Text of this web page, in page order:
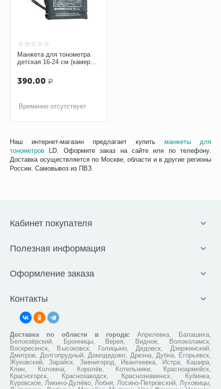
Наш интернет-магазин предлагает купить манжеты для
тонометров LD. Оформите заказ на сайте или по телефону.
Доставка осуществляется по Москве, области и в другие регионы
России. Самовывоз из ПВЗ.
Манжета для тонометра
детская 16-24 см (камера
390.00 Р
Временно отсутствует
Кабинет покупателя
Полезная информация
Оформление заказа
Контакты
Доставка по области в города: Апрелевка, Балашиха,
Белоозёрский, Бронницы, Верея, Видное, Волоколамск,
Воскресенск, Высоковск, Голицыно, Дедовск, Дзержинский,
Дмитров, Долгопрудный, Домодедово, Дрезна, Дубна, Егорьевск,
Жуковский, Зарайск, Звенигород, Ивантеевка, Истра, Кашира,
Клин, Коломна, Королёв, Котельники, Красноармейск,
Красногорск, Краснозаводск, Краснознаменск, Кубинка,
Куровское, Ликино-Дулёво, Лобня, Лосино-Петровский, Луховицы,